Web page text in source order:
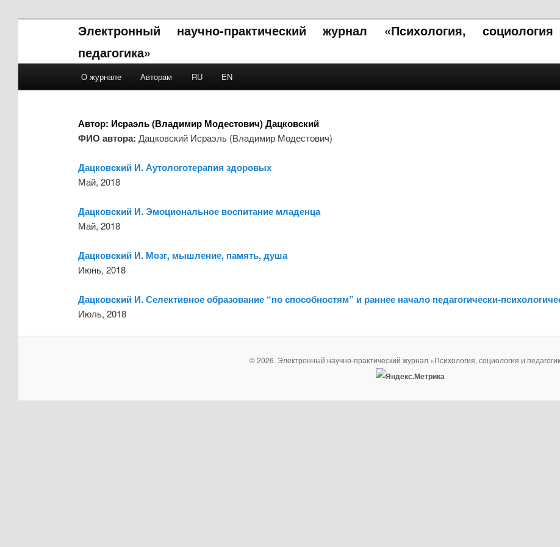
Электронный научно-практический журнал «Психология,
педагогика»
Skip to primary content
Skip to secondary content
О журнале Авторам RU EN
Автор: Исраэль (Владимир Модестович) Дацковский
ФИО автора: Дацковский Исраэль (Владимир Модестович)
Дацковский И. Аутологотерапия здоровых
Май, 2018
Дацковский И. Эмоциональное воспитание младенца
Май, 2018
Дацковский И. Мозг, мышление, память, душа
Июнь, 2018
Дацковский И. Селективное образование “по способностям” и раннее начало педагогически-
Июль, 2018
© 2026. Электронный научно-практический журнал «Психология, социология и